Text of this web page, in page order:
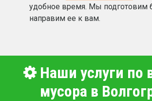
удобное время. Мы подготовим
направим ее к вам.
Наши услуги по
мусора в